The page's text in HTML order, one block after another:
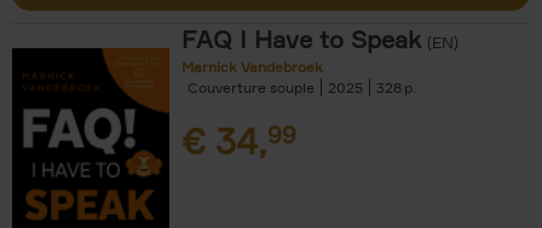
FAQ I Have to Speak (EN)
Marnick Vandebroek
Couverture souple
2025 328
€ 34,99